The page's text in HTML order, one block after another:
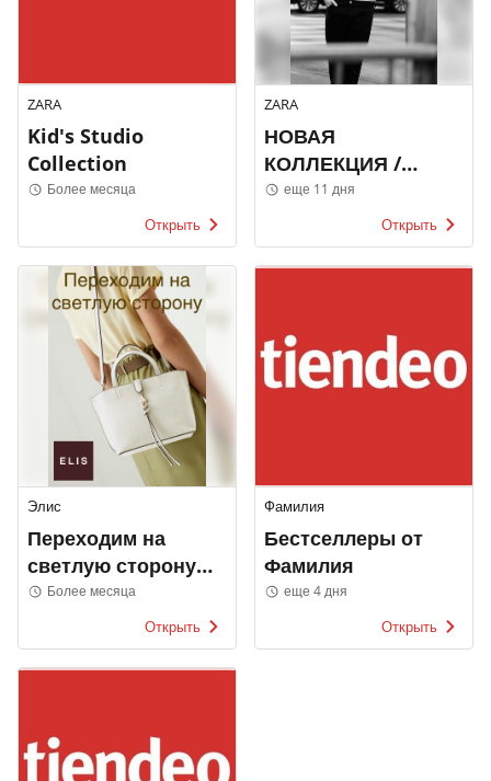
ZARA
Kid's Studio
Collection
Более месяца
Открыть
ZARA
НОВАЯ
КОЛЛЕКЦИЯ /
МУЖЧИНЫ
еще 11 дня
Открыть
Элис
Переходим на
светлую сторону
Элис
Более месяца
Открыть
Фамилия
Бестселлеры от
Фамилия
еще 4 дня
Открыть